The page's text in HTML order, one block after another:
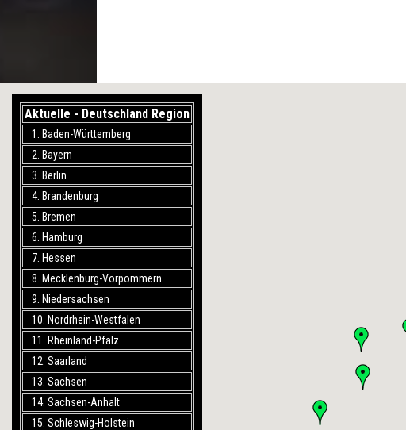
Aktuelle - Deutschland Region
1. Baden-Württemberg
2. Bayern
3. Berlin
4. Brandenburg
5. Bremen
6. Hamburg
7. Hessen
8. Mecklenburg-Vorpommern
9. Niedersachsen
10. Nordrhein-Westfalen
11. Rheinland-Pfalz
12. Saarland
13. Sachsen
14. Sachsen-Anhalt
15. Schleswig-Holstein